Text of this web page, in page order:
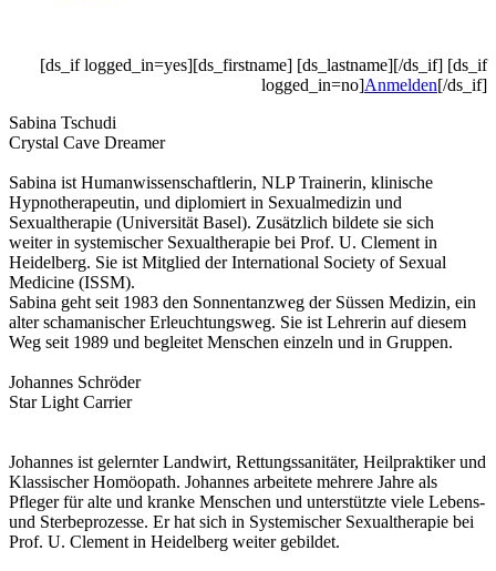
[ds_if logged_in=yes][ds_firstname] [ds_lastname][/ds_if] [ds_if
logged_in=no]Anmelden[/ds_if]
Sabina Tschudi
Crystal Cave Dreamer
Sabina ist Humanwissenschaftlerin, NLP Trainerin, klinische
Hypnotherapeutin, und diplomiert in Sexualmedizin und
Sexualtherapie (Universität Basel). Zusätzlich bildete sie sich
weiter in systemischer Sexualtherapie bei Prof. U. Clement in
Heidelberg. Sie ist Mitglied der International Society of Sexual
Medicine (ISSM).
Sabina geht seit 1983 den Sonnentanzweg der Süssen Medizin, ein
alter schamanischer Erleuchtungsweg. Sie ist Lehrerin auf diesem
Weg seit 1989 und begleitet Menschen einzeln und in Gruppen.
Johannes Schröder
Star Light Carrier
Johannes ist gelernter Landwirt, Rettungssanitäter, Heilpraktiker und
Klassischer Homöopath. Johannes arbeitete mehrere Jahre als
Pfleger für alte und kranke Menschen und unterstützte viele Lebens-
und Sterbeprozesse. Er hat sich in Systemischer Sexualtherapie bei
Prof. U. Clement in Heidelberg weiter gebildet.